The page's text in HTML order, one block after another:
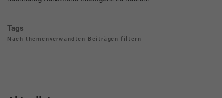
Tags
Nach themenverwandten Beiträgen filtern